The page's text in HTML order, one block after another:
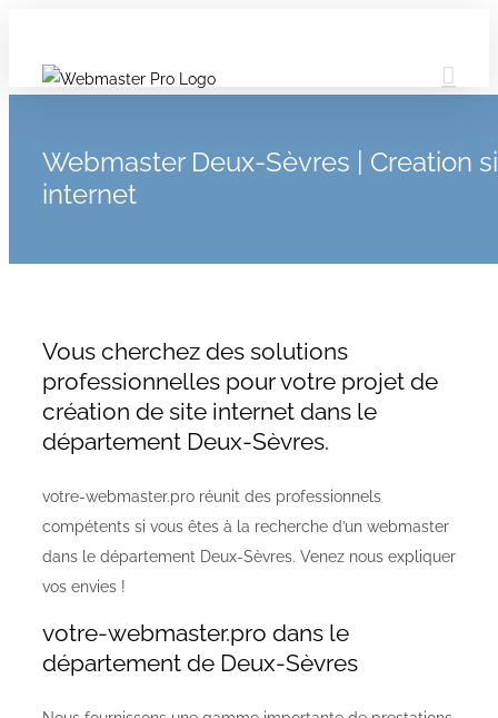
Webmaster Deux-Sèvres | Creation
internet
Vous cherchez des solutions
professionnelles pour votre projet de
création de site internet dans le
département Deux-Sèvres.
votre-webmaster.pro réunit des professionnels
compétents si vous êtes à la recherche d’un webmaster
dans le département Deux-Sèvres. Venez nous expliquer
vos envies !
votre-webmaster.pro dans le
département de Deux-Sèvres